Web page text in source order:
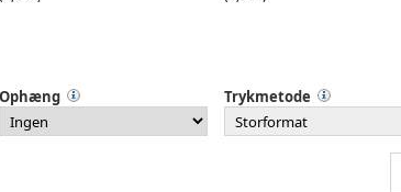
Ophæng Trykmetode